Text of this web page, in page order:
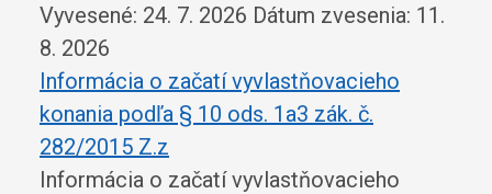
Vyvesené: 24. 7. 2026 Dátum zvesenia: 11.
8. 2026
Informácia o začatí vyvlastňovacieho
konania podľa § 10 ods. 1a3 zák. č.
282/2015 Z.z
Informácia o začatí vyvlastňovacieho